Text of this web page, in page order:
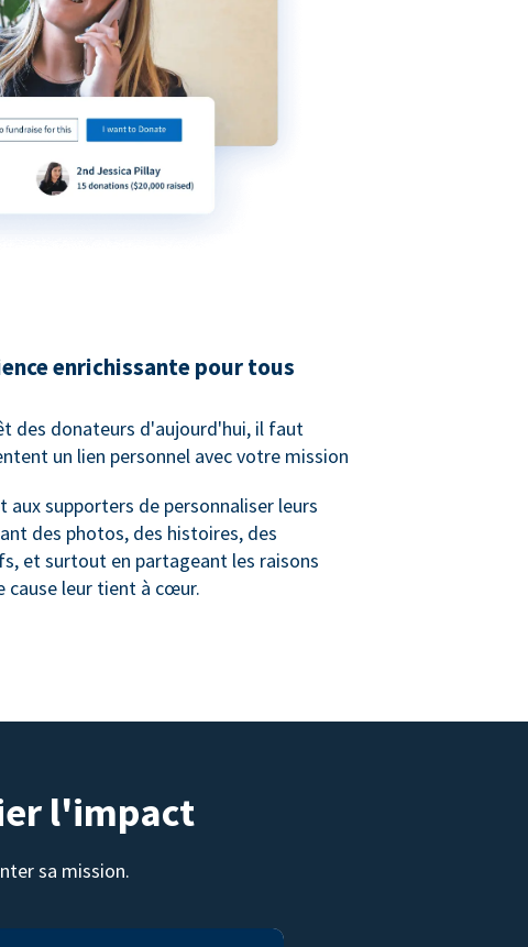
enrichissante pour tous
des donateurs d'aujourd'hui, il faut
un lien personnel avec votre mission
aux supporters de personnaliser leurs
des photos, des histoires, des
et surtout en partageant les raisons
cause leur tient à cœur.
l'impact
sa mission.